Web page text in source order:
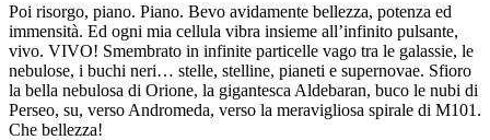
Poi risorgo, piano. Piano. Bevo avidamente bellezza, potenza ed
immensità. Ed ogni mia cellula vibra insieme all’infinito pulsante,
vivo. VIVO! Smembrato in infinite particelle vago tra le galassie, le
nebulose, i buchi neri… stelle, stelline, pianeti e supernovae. Sfioro
la bella nebulosa di Orione, la gigantesca Aldebaran, buco le nubi di
Perseo, su, verso Andromeda, verso la meravigliosa spirale di M101.
Che bellezza!